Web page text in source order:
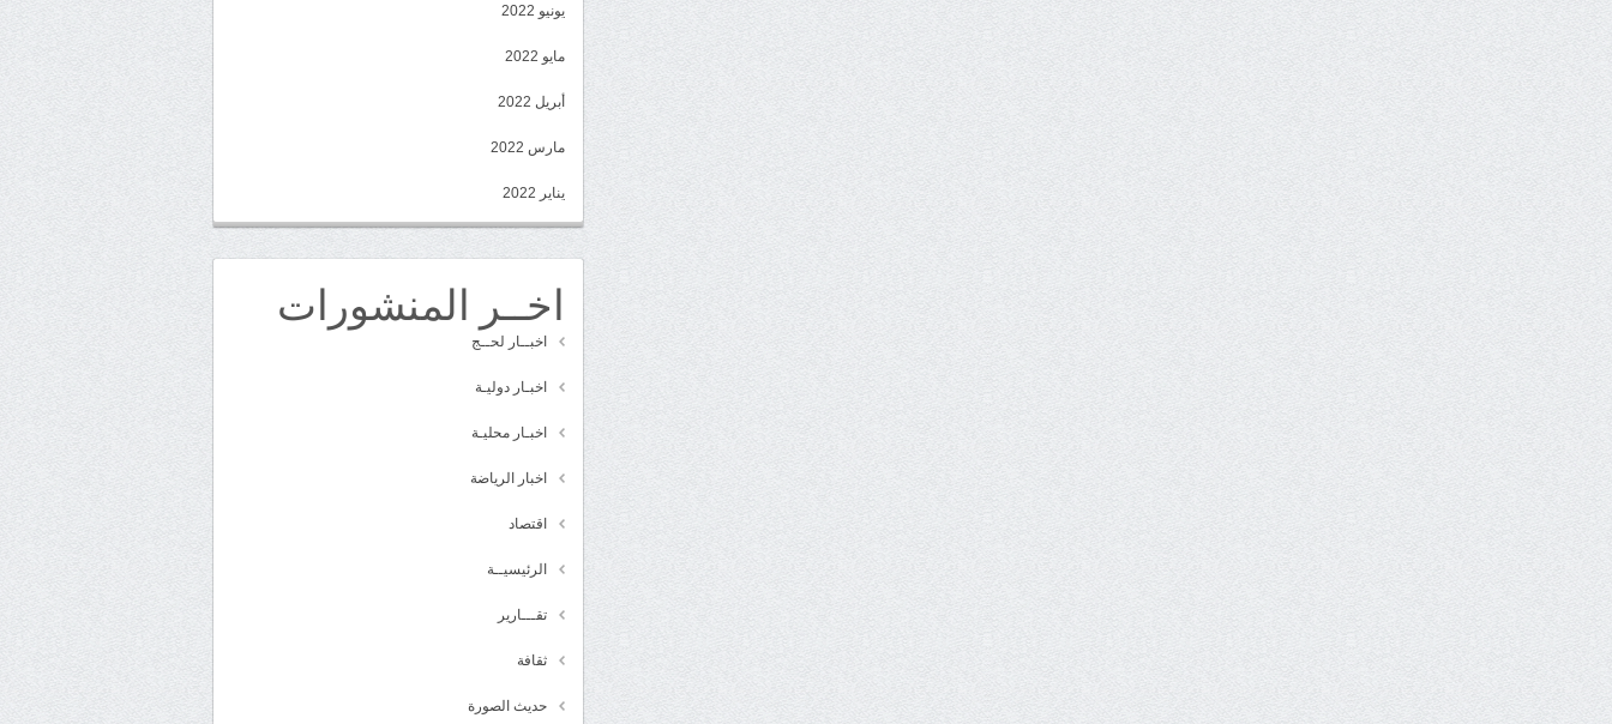
يونيو 2022
مايو 2022
أبريل 2022
مارس 2022
يناير 2022
اخــر المنشورات
اخبــار لحــج
اخبـار دوليـة
اخبـار محليـة
اخبار الرياضة
اقتصاد
الرئيسيــة
تقـــارير
ثقافة
حديث الصورة